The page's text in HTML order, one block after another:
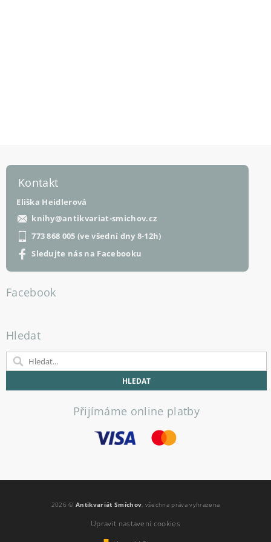
Kontakt
Eliška Heidlerová
knihy@antikvariat-smichov.cz
773 868 005 (ve všední dny 8-12h)
Sledujte nás na Facebooku
Facebook
Hledat
Přijímáme online platby
2026 ©Antikvariát Smíchov , všechna práva vyhrazena
Upravit nastavení cookies